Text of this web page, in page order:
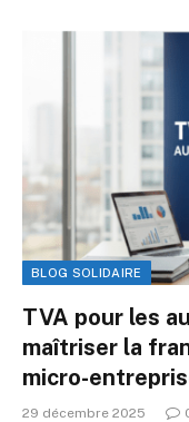
BLOG SOLIDAIRE
TVA pour les
maîtriser la
micro-
29 décembre 2025